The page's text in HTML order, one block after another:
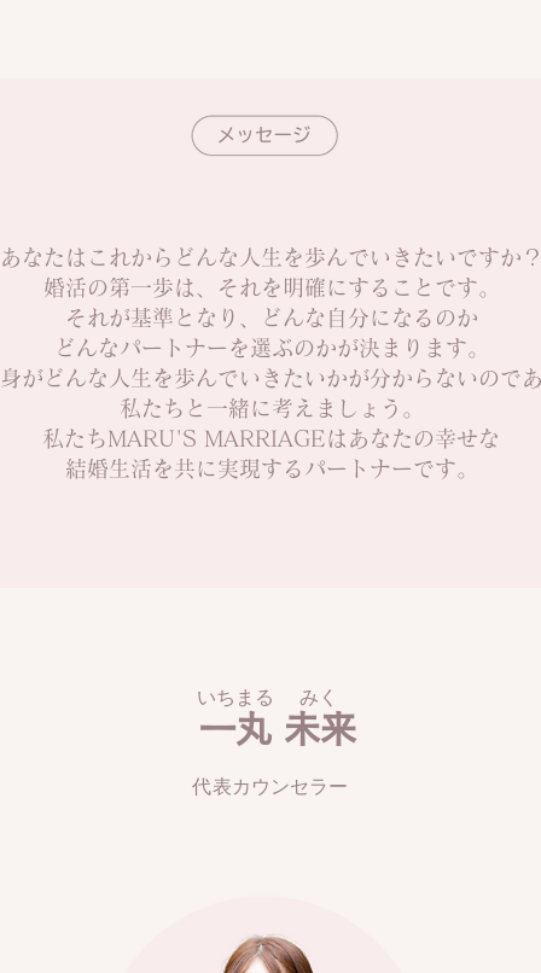
あなたはこれからどんな人生を歩んでいきたいですか？
婚活の第一歩は、それを明確にすることです。
それが基準となり、どんな自分になるのか
どんなパートナーを選ぶのかが決まります。
がどんな人生を歩んでいきたいかが分からないので
私たちと一緒に考えましょう。
私たちMARU'S MARRIAGEは あなたの幸せな
​結婚生活を共に実現するパートナーです。
​一丸 未来
いちまる みく
代表カウンセラー